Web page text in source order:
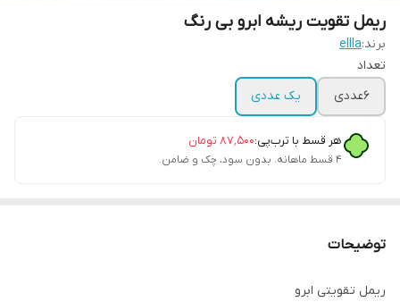
ریمل تقویت ریشه ابرو بی رنگ
برند:ellla
تعداد
6عددی
یک عددی
هر قسط با ترب‌پی:۸۷٬۵۰۰ تومان
۴ قسط ماهانه. بدون سود، چک و ضامن.
توضیحات
ریمل تقویتی ابرو